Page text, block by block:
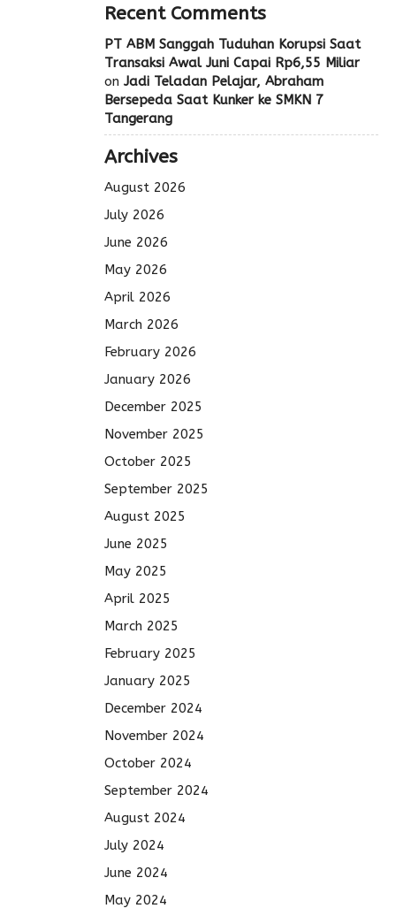
Recent Comments
PT ABM Sanggah Tuduhan Korupsi Saat
Transaksi Awal Juni Capai Rp6,55 Miliar
on Jadi Teladan Pelajar, Abraham
Bersepeda Saat Kunker ke SMKN 7
Tangerang
Archives
August 2026
July 2026
June 2026
May 2026
April 2026
March 2026
February 2026
January 2026
December 2025
November 2025
October 2025
September 2025
August 2025
June 2025
May 2025
April 2025
March 2025
February 2025
January 2025
December 2024
November 2024
October 2024
September 2024
August 2024
July 2024
June 2024
May 2024